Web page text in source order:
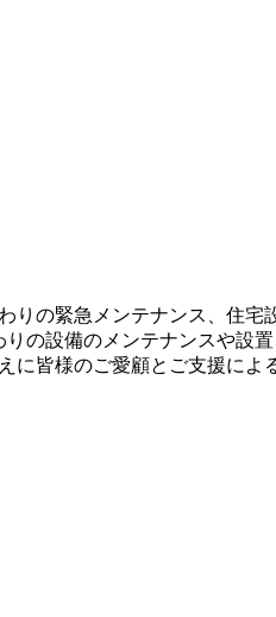
りの緊急メンテナンス、住
の設備のメンテナンスや
皆様のご愛顧とご支援によ